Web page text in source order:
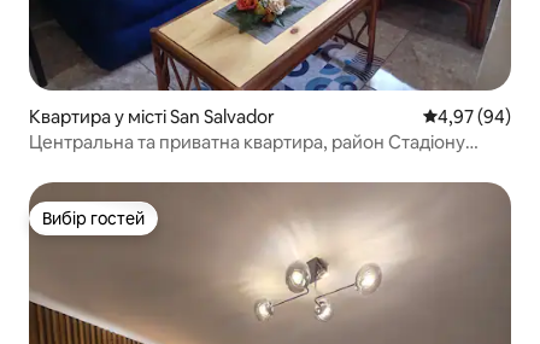
Квартира у місті San Salvador Середня
4,97 (94)
Центральна та приватна квартира, район Стадіону
Вибір гостей
Вибір гостей